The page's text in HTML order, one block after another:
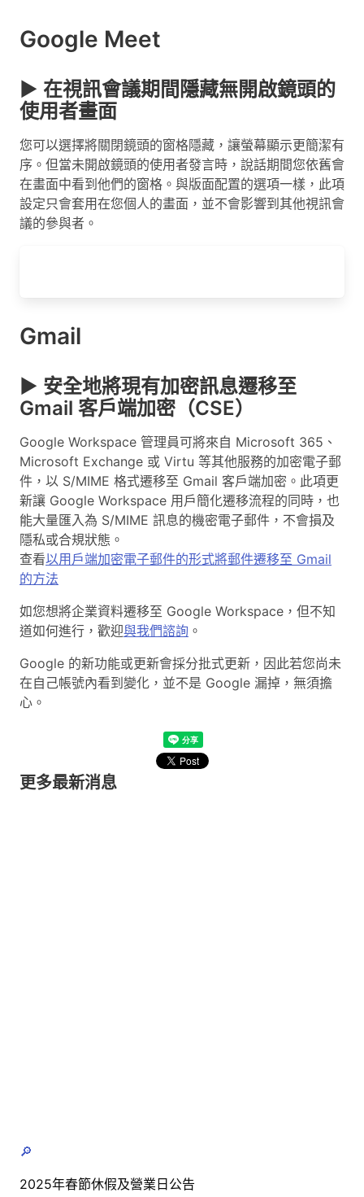
Google Meet
▶ 在視訊會議期間隱藏無開啟鏡頭的
使用者畫面
您可以選擇將關閉鏡頭的窗格隱藏，讓螢幕顯示更簡潔有
序。但當未開啟鏡頭的使用者發言時，說話期間您依舊會
在畫面中看到他們的窗格。與版面配置的選項一樣，此項
設定只會套用在您個人的畫面，並不會影響到其他視訊會
議的參與者。
Gmail
▶ 安全地將現有加密訊息遷移至
Gmail 客戶端加密（CSE）
Google Workspace 管理員可將來自 Microsoft 365、
Microsoft Exchange 或 Virtu 等其他服務的加密電子郵
件，以 S/MIME 格式遷移至 Gmail 客戶端加密。此項更
新讓 Google Workspace 用戶簡化遷移流程的同時，也
能大量匯入為 S/MIME 訊息的機密電子郵件，不會損及
隱私或合規狀態。
查看以用戶端加密電子郵件的形式將郵件遷移至 Gmail
的方法
如您想將企業資料遷移至 Google Workspace，但不知
道如何進行，歡迎與我們諮詢 。
Google 的新功能或更新會採分批式更新，因此若您尚未
在自己帳號內看到變化，並不是 Google 漏掉，無須擔
心。
更多最新消息
🔎
2025年春節休假及營業日公告